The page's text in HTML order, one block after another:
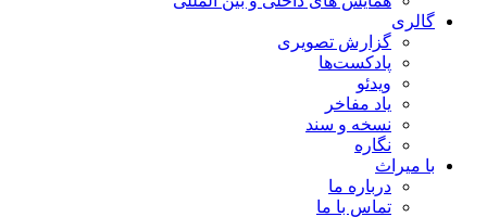
گالری
گزارش تصویری
پادکست‌ها
ویدئو
یاد مفاخر
نسخه و سند
نگاره
با میراث
درباره ما
تماس با ما